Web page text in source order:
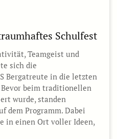
Schulfest
Teamgeist und
sich die
Bergatreute in die letzten
Bevor beim traditionellen
wurde, standen
dem Programm. Dabei
in einen Ort voller Ideen,